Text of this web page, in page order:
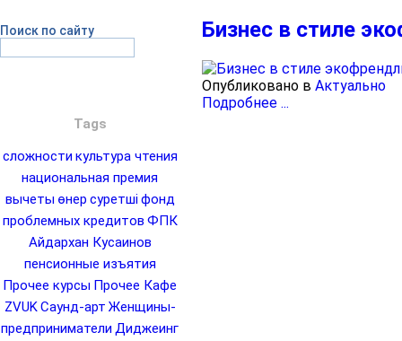
Поиск по сайту
Tags
сложности культура чтения
национальная премия
вычеты өнер суретшіфонд
проблемных кредитов ФПК
Айдархан Кусаинов
пенсионные изъятия
Прочее курсы Прочее Кафе
ZVUKСаунд-арт Женщины-
предприниматели Диджеинг
Бизнес в стиле
Опубликовано в Актуально
Подробнее ...